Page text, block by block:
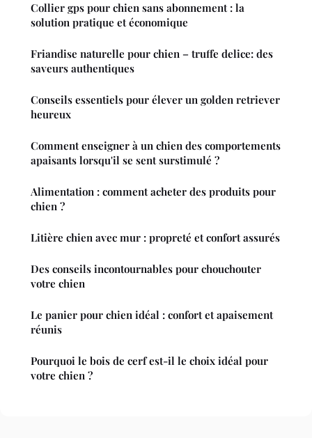
Collier gps pour chien sans abonnement : la
solution pratique et économique
Friandise naturelle pour chien – truffe delice: des
saveurs authentiques
Conseils essentiels pour élever un golden retriever
heureux
Comment enseigner à un chien des comportements
apaisants lorsqu'il se sent surstimulé ?
Alimentation : comment acheter des produits pour
chien ?
Litière chien avec mur : propreté et confort assurés
Des conseils incontournables pour chouchouter
votre chien
Le panier pour chien idéal : confort et apaisement
réunis
Pourquoi le bois de cerf est-il le choix idéal pour
votre chien ?